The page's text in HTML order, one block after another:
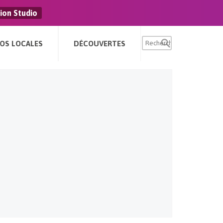
Studio
LOCALES DÉCOUVERTES